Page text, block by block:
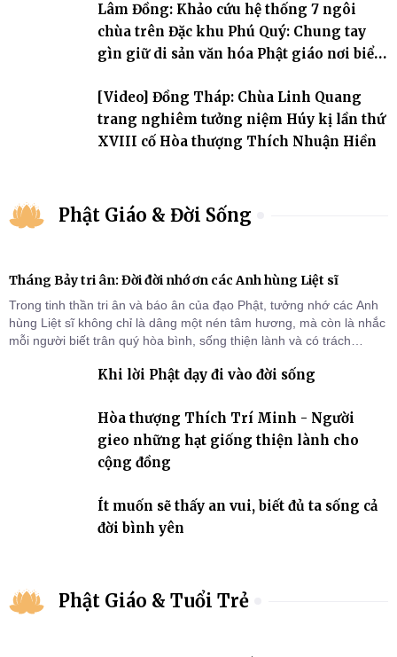
Lâm Đồng: Khảo cứu hệ thống 7 ngôi
chùa trên Đặc khu Phú Quý: Chung tay
gìn giữ di sản văn hóa Phật giáo nơi biển
[Video] Đồng Tháp: Chùa Linh Quang
trang nghiêm tưởng niệm Húy kị lần thứ
XVIII cố Hòa thượng Thích Nhuận Hiền
Phật Giáo & Đời Sống
Tháng Bảy tri ân: Đời đời nhớ ơn các Anh hùng Liệt sĩ
Trong tinh thần tri ân và báo ân của đạo Phật, tưởng nhớ các Anh
hùng Liệt sĩ không chỉ là dâng một nén tâm hương, mà còn là nhắc
mỗi người biết trân quý hòa bình, sống thiện lành và có trách
Khi lời Phật dạy đi vào đời sống
Hòa thượng Thích Trí Minh - Người
gieo những hạt giống thiện lành cho
cộng đồng
Ít muốn sẽ thấy an vui, biết đủ ta sống cả
đời bình yên
Phật Giáo & Tuổi Trẻ